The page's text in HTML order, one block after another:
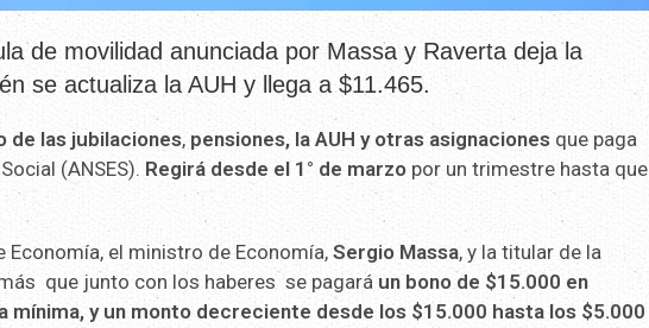
de movilidad anunciada por Massa y Raverta deja la
se actualiza la AUH y llega a $11.465.
de las jubilaciones, pensiones, la AUH y otras asignaciones que paga
(ANSES). Regirá desde el 1° de marzo por un trimestre hasta que
Economía, el ministro de Economía, Sergio Massa, y la titular de la
que junto con los haberes se pagará un bono de $15.000 en
mínima, y un monto decreciente desde los $15.000 hasta los $5.000